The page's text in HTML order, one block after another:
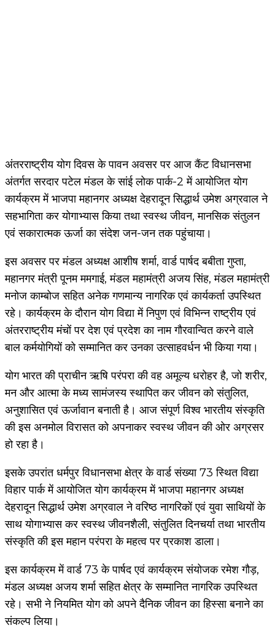
अंतरराष्ट्रीय योग दिवस के पावन अवसर पर आज कैंट विधानसभा
अंतर्गत सरदार पटेल मंडल के सांई लोक पार्क-2 में आयोजित योग
कार्यक्रम में भाजपा महानगर अध्यक्ष देहरादून सिद्धार्थ उमेश अग्रवाल ने
सहभागिता कर योगाभ्यास किया तथा स्वस्थ जीवन, मानसिक संतुलन
एवं सकारात्मक ऊर्जा का संदेश जन-जन तक पहुंचाया।
इस अवसर पर मंडल अध्यक्ष आशीष शर्मा, वार्ड पार्षद बबीता गुप्ता,
महानगर मंत्री पूनम ममगाई, मंडल महामंत्री अजय सिंह, मंडल महामंत्री
मनोज काम्बोज सहित अनेक गणमान्य नागरिक एवं कार्यकर्ता उपस्थित
रहे। कार्यक्रम के दौरान योग विद्या में निपुण एवं विभिन्न राष्ट्रीय एवं
अंतरराष्ट्रीय मंचों पर देश एवं प्रदेश का नाम गौरवान्वित करने वाले
बाल कर्मयोगियों को सम्मानित कर उनका उत्साहवर्धन भी किया गया।
योग भारत की प्राचीन ऋषि परंपरा की वह अमूल्य धरोहर है, जो शरीर,
मन और आत्मा के मध्य सामंजस्य स्थापित कर जीवन को संतुलित,
अनुशासित एवं ऊर्जावान बनाती है। आज संपूर्ण विश्व भारतीय संस्कृति
की इस अनमोल विरासत को अपनाकर स्वस्थ जीवन की ओर अग्रसर
हो रहा है।
इसके उपरांत धर्मपुर विधानसभा क्षेत्र के वार्ड संख्या 73 स्थित विद्या
विहार पार्क में आयोजित योग कार्यक्रम में भाजपा महानगर अध्यक्ष
देहरादून सिद्धार्थ उमेश अग्रवाल ने वरिष्ठ नागरिकों एवं युवा साथियों के
साथ योगाभ्यास कर स्वस्थ जीवनशैली, संतुलित दिनचर्या तथा भारतीय
संस्कृति की इस महान परंपरा के महत्व पर प्रकाश डाला।
इस कार्यक्रम में वार्ड 73 के पार्षद एवं कार्यक्रम संयोजक रमेश गौड़,
मंडल अध्यक्ष अजय शर्मा सहित क्षेत्र के सम्मानित नागरिक उपस्थित
रहे। सभी ने नियमित योग को अपने दैनिक जीवन का हिस्सा बनाने का
संकल्प लिया।